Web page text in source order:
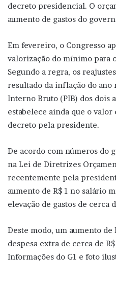
decreto presidencial. O
aumento de gastos do
Em fevereiro, o Congresso
valorização do mínimo para
Segundo a regra, os
resultado da inflação do ano
Interno Bruto (PIB) dos dois
estabelece ainda que o
decreto pela presidente.
De acordo com números do
na Lei de Diretrizes
recentemente pela
aumento de R$ 1 no salário
elevação de gastos de cerca
Deste modo, um aumento de
despesa extra de cerca de
Informações do G1 e foto